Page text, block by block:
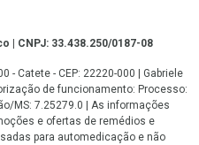
| CNPJ: 33.438.250/0187-08
- Catete - CEP: 22220-000 | Gabriele
de funcionamento: Processo:
MS: 7.25279.0 | As informações
e ofertas de remédios e
para automedicação e não